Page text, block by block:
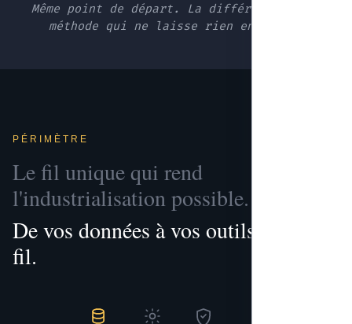
Même point de départ. La différence : une
méthode qui ne laisse rien en route.
PÉRIMÈTRE
Le fil unique qui rend
l'industrialisation possible.
De vos données à vos outils, un seul
fil.